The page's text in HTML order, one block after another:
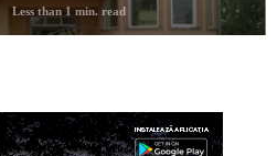
Less than 1 min. read